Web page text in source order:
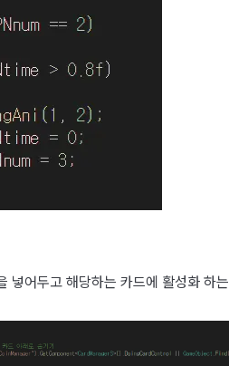
넣어두고 해당하는 카드에 활성화 하는